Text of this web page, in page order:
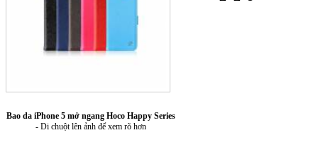
Bao da iPhone 5 mở ngang Hoco Happy Series
- Di chuột lên ảnh để xem rõ hơn